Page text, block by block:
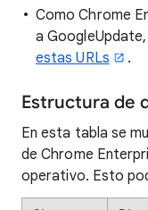
Como Chrome
a
estas URLs
.
Estructura de
En esta tabla se
de Chrome
operativo. Esto